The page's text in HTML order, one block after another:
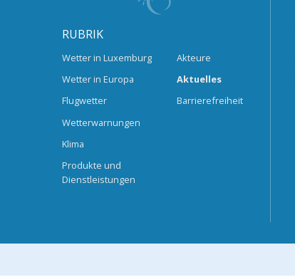
RUBRIK
Wetter in Luxemburg
Wetter in Europa
Flugwetter
Wetterwarnungen
Klima
Produkte und
Dienstleistungen
Akteure
Aktuelles
Barrierefreiheit